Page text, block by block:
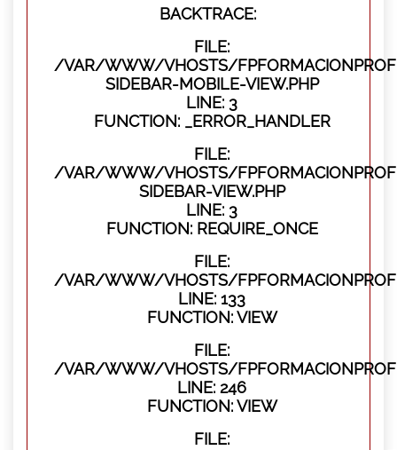
BACKTRACE:
FILE:
/VAR/WWW/VHOSTS/
SIDEBAR-MOBILE-VIEW.PHP
LINE: 3
FUNCTION: _ERROR_HANDLER
FILE:
/VAR/WWW/VHOSTS/
SIDEBAR-VIEW.PHP
LINE: 3
FUNCTION: REQUIRE_ONCE
FILE:
/VAR/WWW/VHOSTS/
LINE: 133
FUNCTION: VIEW
FILE:
/VAR/WWW/VHOSTS/
LINE: 246
FUNCTION: VIEW
FILE: